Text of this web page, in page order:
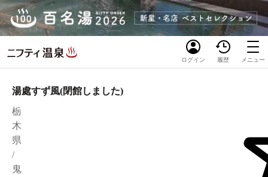
ログイン 履歴 メニュー
湯處すず風(閉館しました)
栃
木
県
/
鬼